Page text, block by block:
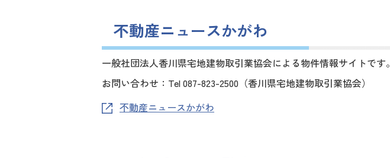
不動産ニュースかがわ
一般社団法人香川県宅地建物取引業協会による物件情報サイトです。
お問い合わせ：Tel 087-823-2500（香川県宅地建物取引業協会）
不動産ニュースかがわ